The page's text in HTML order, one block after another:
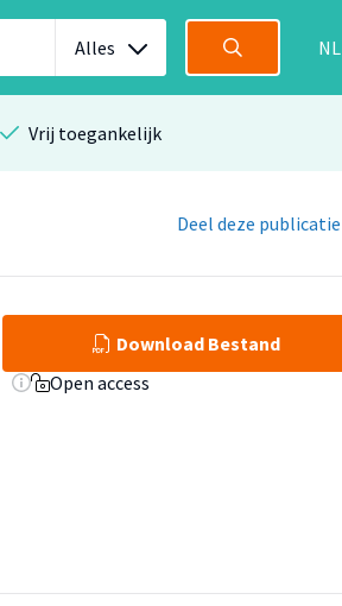
Alles NL
Vrij toegankelijk
Deel deze publicatie
Download Bestand
Open access